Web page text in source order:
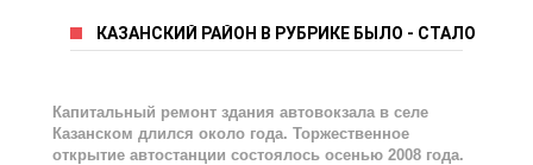
КАЗАНСКИЙ РАЙОН В РУБРИКЕ БЫЛО - СТАЛО
Капитальный ремонт здания автовокзала в селе
Казанском длился около года. Торжественное
открытие автостанции состоялось осенью 2008 года.